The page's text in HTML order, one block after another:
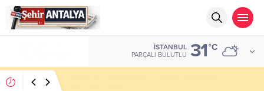
İSTANBUL
PARÇALI BULUTLU 31°C